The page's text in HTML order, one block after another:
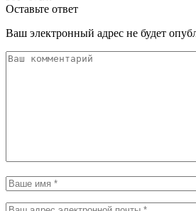
Оставьте ответ
Ваш электронный адрес не будет